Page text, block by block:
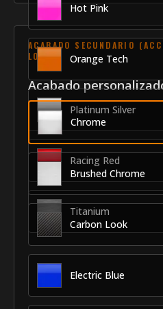
Hot Pink
Orange Tech
Platinum Silver
Racing Red
Titanium
ACABADO SECUNDARIO
LOGO)
Acabado
Chrome
Brushed Chrome
Carbon Look
Electric Blue